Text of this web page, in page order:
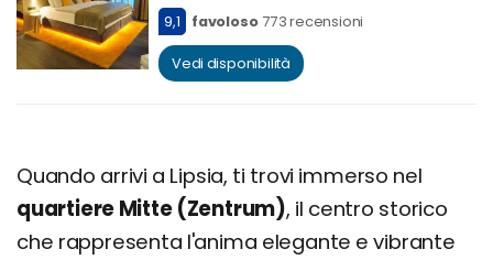
9,1
favoloso 773 recensioni
Vedi disponibilità
Quando arrivi a Lipsia, ti trovi immerso nel
quartiere Mitte (Zentrum), il centro storico
che rappresenta l'anima elegante e vibrante